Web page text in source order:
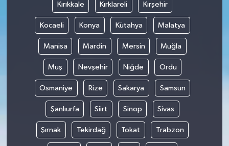
Kırıkkale Kırklareli Kırşehir
Kocaeli Konya Kütahya Malatya
Manisa Mardin Mersin Muğla
Muş Nevşehir Niğde Ordu
Osmaniye Rize Sakarya Samsun
Şanlıurfa Siirt Sinop Sivas
Şırnak Tekirdağ Tokat Trabzon